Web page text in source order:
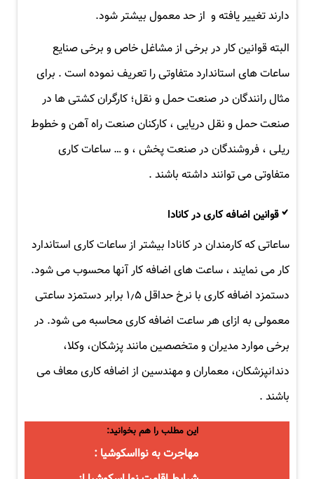
دارند تغییر یافته و از حد معمول بیشتر شود.
البته قوانین کار در برخی از مشاغل خاص و برخی صنایع
ساعات های استاندارد متفاوتی را تعریف نموده است . برای
مثال رانندگان در صنعت حمل و نقل؛ کارگران کشتی ها در
صنعت حمل و نقل دریایی ، کارکنان صنعت راه آهن و خطوط
ریلی ، فروشندگان در صنعت پخش ، و … ساعات کاری
متفاوتی می توانند داشته باشند .
قوانین اضافه کاری در کانادا
ساعاتی که کارمندان در کانادا بیشتر از ساعات کاری استاندارد
کار می نمایند ، ساعت های اضافه کار آنها محسوب می شود.
دستمزد اضافه کاری با نرخ حداقل ۱٫۵ برابر دستمزد ساعتی
معمولی به ازای هر ساعت اضافه کاری محاسبه می شود. در
برخی موارد مدیران و متخصصین مانند پزشکان، وکلا،
دندانپزشکان، معماران و مهندسین از اضافه کاری معاف می
باشند .
این مطلب را هم بخوانید:
مهاجرت به نوااسکوشیا :